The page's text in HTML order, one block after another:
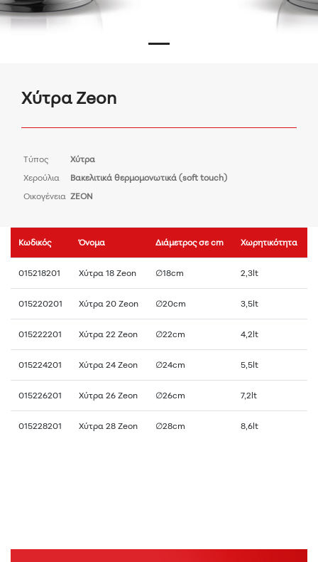
Χύτρα Zeon
Τύπος
Χύτρα
Χερούλια
Βακελιτικά θερμομονωτικά (soft touch)
Οικογένεια ZEON
Κωδικός Όνομα Διάμετρος σε cm Χωρητικότητα
015218201 Χύτρα 18 Zeon ∅18cm 2,3lt
015220201 Χύτρα 20 Zeon ∅20cm 3,5lt
015222201 Χύτρα 22 Zeon ∅22cm 4,2lt
015224201 Χύτρα 24 Zeon ∅24cm 5,5lt
015226201 Χύτρα 26 Zeon ∅26cm 7,2lt
015228201 Χύτρα 28 Zeon ∅28cm 8,6lt